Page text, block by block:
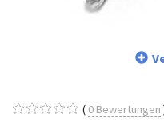
0 Bewertungen